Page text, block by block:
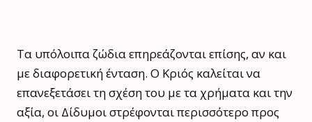
Τα υπόλοιπα ζώδια επηρεάζονται επίσης, αν και
με διαφορετική ένταση. Ο Κριός καλείται να
επανεξετάσει τη σχέση του με τα χρήματα και την
αξία, οι Δίδυμοι στρέφονται περισσότερο προς